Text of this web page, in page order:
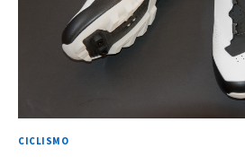
CICLISMO